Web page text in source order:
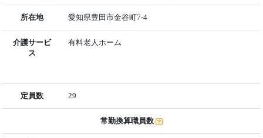
所在地 愛知県豊田市金谷町7-4
介護サービ
ス
有料老人ホーム
定員数 29
常勤換算職員数